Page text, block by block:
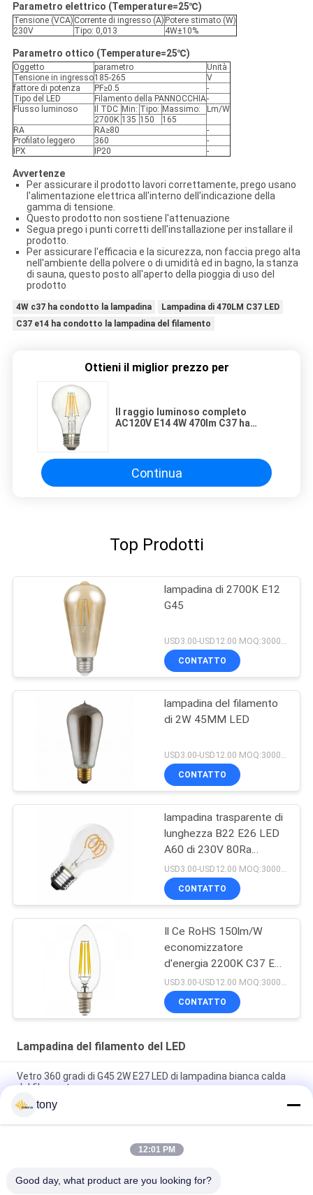
Parametro elettrico (Temperature=25℃)
Tensione (VCA) Corrente di ingresso (A) Potere stimato (W)
230V
Tipo: 0,013 4W±10%
Parametro ottico (Temperature=25℃)
Oggetto parametro
Unità
Tensione in ingresso185-265
V
fattore di potenza
PF≥0.5
-
Tipo del LED
Filamento della PANNOCCHIA-
Flusso luminoso
Il TDC Min: Tipo: Massimo:
Lm/W
2700K 135 150
165
RA
RA≥80
-
Profilato leggero
360
-
IPX
IP20 -
Avvertenze
Per assicurare il prodotto lavori correttamente, prego usano
l'alimentazione elettrica all'interno dell'indicazione della
gamma di tensione.
Questo prodotto non sostiene l'attenuazione
Segua prego i punti corretti dell'installazione per installare il
prodotto.
Per assicurare l'efficacia e la sicurezza, non faccia prego alta
nell'ambiente della polvere o di umidità ed in bagno, la stanza
di sauna, questo posto all'aperto della pioggia di uso del
prodotto
4W c37 ha condotto la lampadina
Lampadina di 470LM C37 LED
C37 e14 ha condotto la lampadina del filamento
Ottieni il miglior prezzo per
Il raggio luminoso completo
AC120V E14 4W 470lm C37 ha
Continua
Top Prodotti
lampadina di 2700K E12
G45
USD3.00-USD12.00 MOQ:3000pcs
CONTATTO
lampadina del filamento
di 2W 45MM LED
CONTATTO
lampadina trasparente di
lunghezza B22 E26 LED
A60 di 230V 80Ra
108MM
CONTATTO
Il Ce RoHS 150lm/W
economizzatore
d'energia 2200K C37 E26
ha condotto la lampadina
del filamento
USD3.00-USD12.00 MOQ:3000pcs
CONTATTO
Lampadina del filamento del LED
Vetro 360 gradi di G45 2W E27 LED di lampadina bianca calda
del filamento
elettromagnetica 80CRI AC120V 120lm/W E27
Lampadina residenziale del filamento di RoHS IP20 100LM/W
tony
12:01 PM
Good day, what product are you looking for?